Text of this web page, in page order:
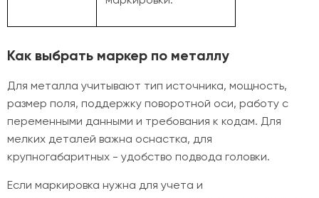
Как выбрать маркер по металлу
Для металла учитывают тип источника, мощность,
размер поля, поддержку поворотной оси, работу с
переменными данными и требования к кодам. Для
мелких деталей важна оснастка, для
крупногабаритных - удобство подвода головки.
Если маркировка нужна для учета и